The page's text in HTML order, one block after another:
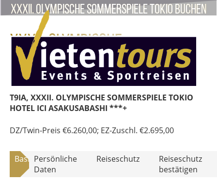
XXXII. OLYMPISCHE SOMMERSPIELE TOKIO buchen
XXXII. OLYMPISCHE
SOMMERSPIELE TOKIO (T9IA)
T9IA, XXXII. OLYMPISCHE SOMMERSPIELE TOKIO
HOTEL ICI ASAKUSABASHI ***+
DZ/Twin-Preis €6.260,00; EZ-Zuschl. €2.695,00
BasisdatenPersönliche
Daten
Reiseschutz
Reiseschutz
bestätigen